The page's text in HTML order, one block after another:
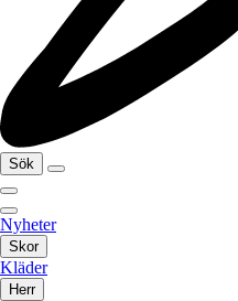
Sök
Nyheter
Skor
Kläder
Herr